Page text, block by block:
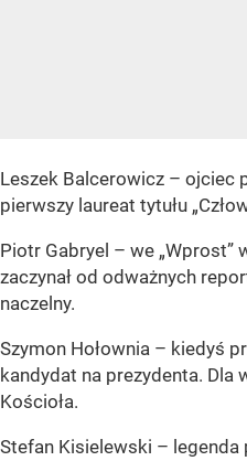
Leszek Balcerowicz – ojciec
pierwszy laureat tytułu
Piotr Gabryel – we „Wprost”
zaczynał od odważnych
naczelny.
Szymon Hołownia – kiedyś
kandydat na prezydenta.
Kościoła.
Stefan Kisielewski –